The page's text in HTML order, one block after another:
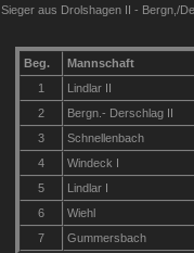
Sieger aus Drolshagen II - Bergn,/
Beg.
Mannschaft
1
Lindlar II
2
Bergn.- Derschlag II
3
Schnellenbach
4
Windeck I
5
Lindlar I
6
Wiehl
7
Gummersbach